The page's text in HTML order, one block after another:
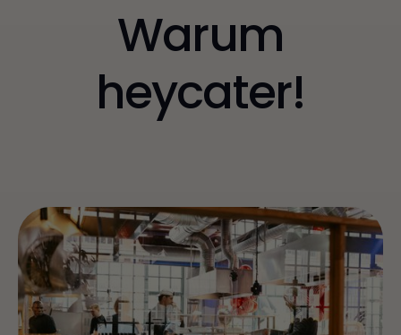
Warum
heycater!